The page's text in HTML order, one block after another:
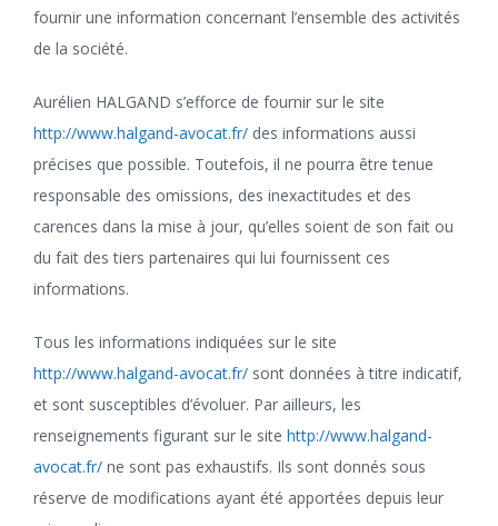
fournir une information concernant l’ensemble des activités
de la société.
Aurélien HALGAND s’efforce de fournir sur le site
http://www.halgand-avocat.fr/ des informations aussi
précises que possible. Toutefois, il ne pourra être tenue
responsable des omissions, des inexactitudes et des
carences dans la mise à jour, qu’elles soient de son fait ou
du fait des tiers partenaires qui lui fournissent ces
informations.
Tous les informations indiquées sur le site
http://www.halgand-avocat.fr/ sont données à titre indicatif,
et sont susceptibles d’évoluer. Par ailleurs, les
renseignements figurant sur le site http://www.halgand-
avocat.fr/ ne sont pas exhaustifs. Ils sont donnés sous
réserve de modifications ayant été apportées depuis leur